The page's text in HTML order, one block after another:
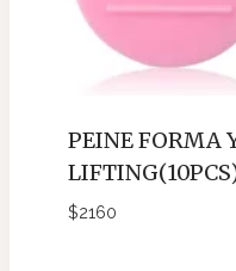
PEINE FORMA
$2160